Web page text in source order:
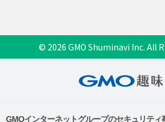
© 2026 GMO Shuminavi Inc. All